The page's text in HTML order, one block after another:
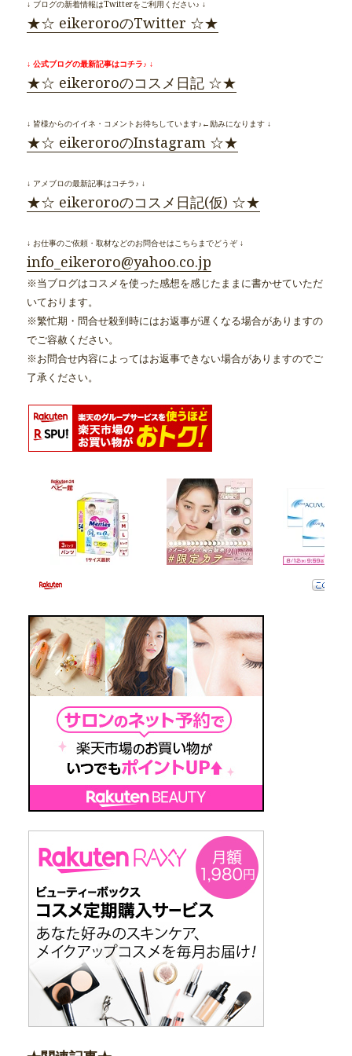
↓ ブログの新着情報はTwitterをご利用ください♪ ↓
★☆ eikeroroのTwitter ☆★
↓ 公式ブログの最新記事はコチラ♪ ↓
★☆ eikeroroのコスメ日記 ☆★
↓ 皆様からのイイネ・コメントお待ちしています♪←励みになります ↓
★☆ eikeroroのInstagram ☆★
↓ アメブロの最新記事はコチラ♪ ↓
★☆ eikeroroのコスメ日記(仮) ☆★
↓ お仕事のご依頼・取材などのお問合せはこちらまでどうぞ ↓
info_eikeroro@yahoo.co.jp
※当ブログはコスメを使った感想を感じたままに書かせていただ
いております。
※繁忙期・問合せ殺到時にはお返事が遅くなる場合がありますの
でご容赦ください。
※お問合せ内容によってはお返事できない場合がありますのでご
了承ください。